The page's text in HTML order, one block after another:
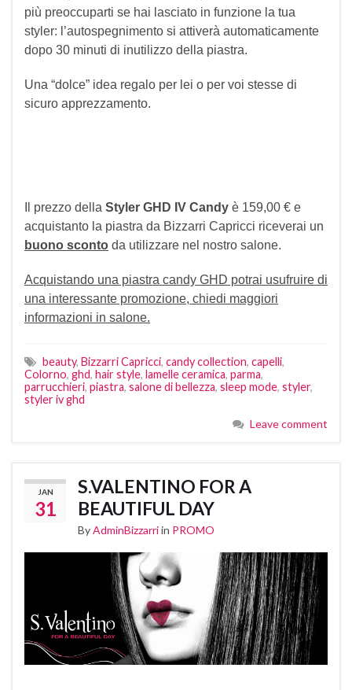
più preoccuparti se hai lasciato in funzione la tua
styler: l’autospegnimento si attiverà automaticamente
dopo 30 minuti di inutilizzo della piastra.
Una “dolce” idea regalo per lei o per voi stesse di
sicuro apprezzamento.
Il prezzo della Styler GHD IV Candy è 159,00 € e
acquistanto la piastra da Bizzarri Capricci riceverai un
buono sconto da utilizzare nel nostro salone.
Acquistando una piastra candy GHD potrai usufruire di
una interessante promozione, chiedi maggiori
informazioni in salone.
beauty, Bizzarri Capricci, candy collection, capelli,
Colorno, ghd, hair style, lamelle ceramica, parma,
parrucchieri, piastra, salone di bellezza, sleep mode, styler,
styler iv ghd
Leave comment
JAN
31
S.VALENTINO FOR A
BEAUTIFUL DAY
ByAdminBizzarriin PROMO